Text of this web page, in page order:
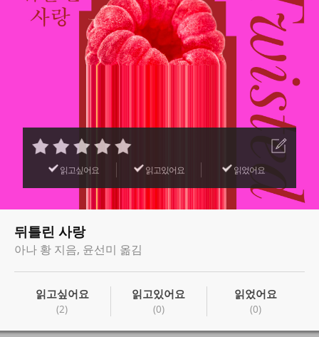
읽고싶어요 읽고있어요 읽었어요
뒤틀린 사랑
아나 황 지음, 윤선미 옮김
읽고싶어요
(2)
읽고있어요
(0)
읽었어요
(0)